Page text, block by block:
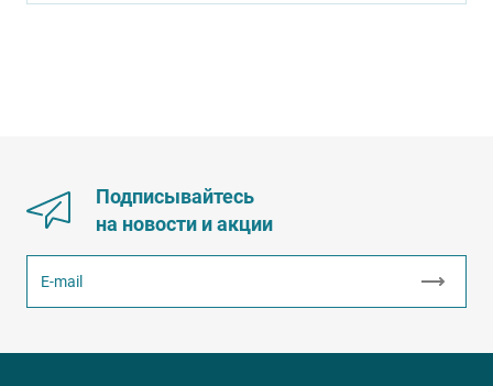
Подписывайтесь
на новости и акции